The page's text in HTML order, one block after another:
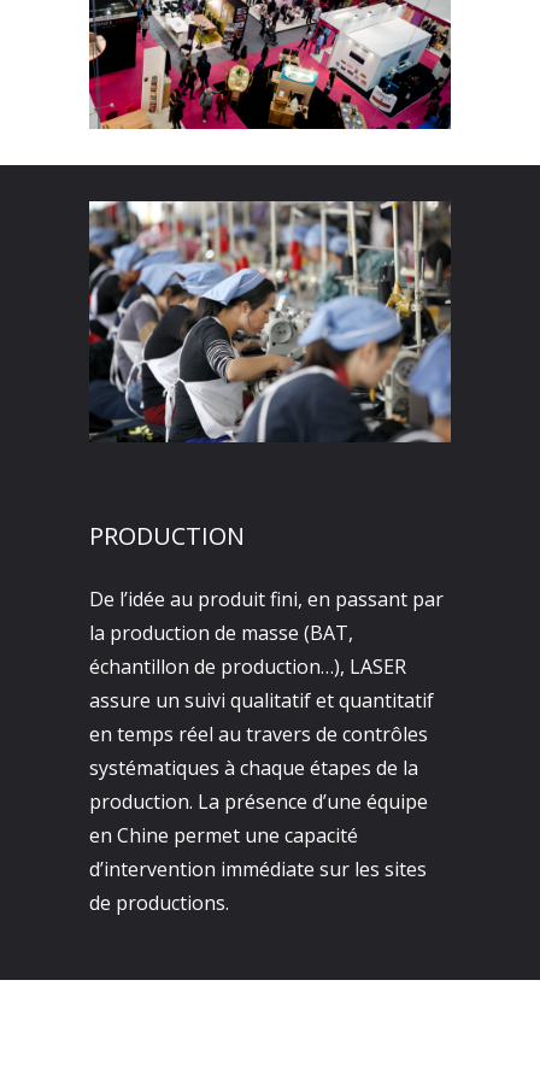
PRODUCTION
De l’idée au produit fini, en passant par
la production de masse (BAT,
échantillon de production…), LASER
assure un suivi qualitatif et quantitatif
en temps réel au travers de contrôles
systématiques à chaque étapes de la
production. La présence d’une équipe
en Chine permet une capacité
d’intervention immédiate sur les sites
de productions.